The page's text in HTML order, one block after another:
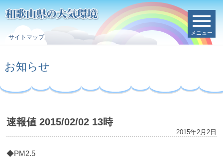
サイトマップ
メニュー
お知らせ
速報値 2015/02/02 13時
2015年2月2日
◆PM2.5